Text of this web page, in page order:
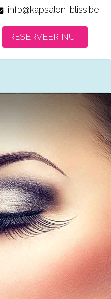
info@kapsalon-bliss.be
RESERVEER NU